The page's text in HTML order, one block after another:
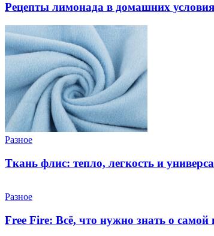
Рецепты лимонада в домашних
Разное
Ткань флис: тепло, легкость и
Разное
Free Fire: Всё, что нужно знать о